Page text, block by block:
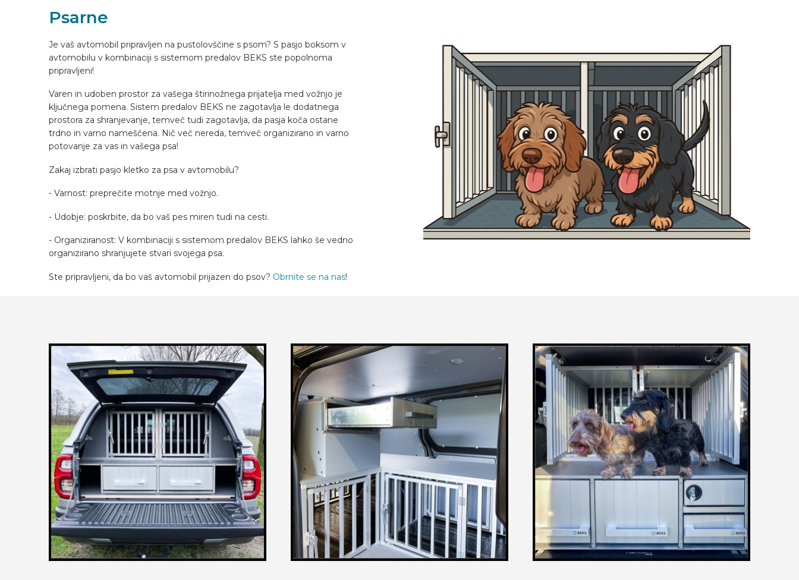
SL
Psarne
Je vaš avtomobil pripravljen na pustolovščine s psom? S pasjo boksom v
avtomobilu v kombinaciji s sistemom predalov BEKS ste popolnoma
pripravljeni!
Varen in udoben prostor za vašega štirinožnega prijatelja med vožnjo je
ključnega pomena. Sistem predalov BEKS ne zagotavlja le dodatnega
prostora za shranjevanje, temveč tudi zagotavlja, da pasja koča ostane
trdno in varno nameščena. Nič več nereda, temveč organizirano in varno
potovanje za vas in vašega psa!
Zakaj izbrati pasjo kletko za psa v avtomobilu?
- Varnost: preprečite motnje med vožnjo.
- Udobje: poskrbite, da bo vaš pes miren tudi na cesti.
- Organiziranost: V kombinaciji s sistemom predalov BEKS lahko še vedno
organizirano shranjujete stvari svojega psa.
Ste pripravljeni, da bo vaš avtomobil prijazen do psov? Obrnite se na nas!